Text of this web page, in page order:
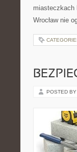
miasteczkach
Wrocław nie
POSTED BY